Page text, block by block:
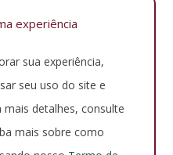
experiência
sua experiência,
seu uso do site e
detalhes, consulte
mais sobre como